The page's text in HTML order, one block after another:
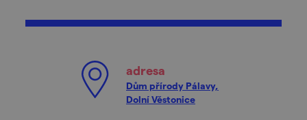
adresa
Dům přírody Pálavy,
Dolní Věstonice